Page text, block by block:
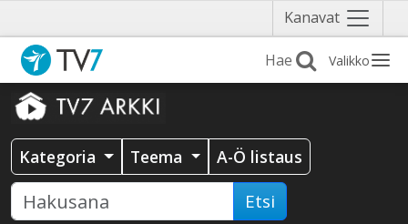
Kanavat Näytä
valikko
Valikko
Kategoria Teema A-Ö listaus
Etsi